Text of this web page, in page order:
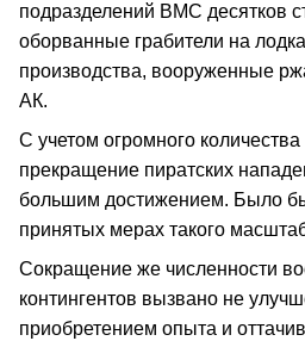
подразделений ВМС десятков
оборванные грабители на
производства, вооруженные
АК.
С учетом огромного
прекращение пиратских
большим достижением. Было
принятых мерах такого
Сокращение же численности
контингентов вызвано не
приобретением опыта и